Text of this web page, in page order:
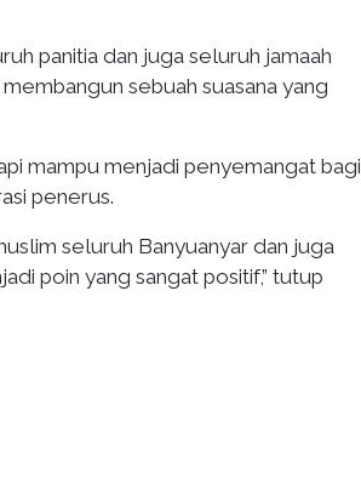
panitia dan juga seluruh jamaah
sebuah suasana yang
mampu menjadi penyemangat bagi
penerus.
seluruh Banyuanyar dan juga
poin yang sangat positif,” tutup